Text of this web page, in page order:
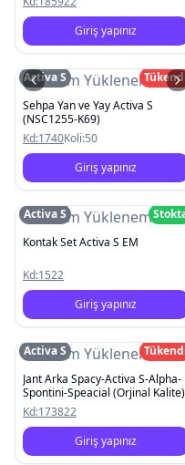
Giriş yapınız
Resim Yüklenemedi
Activa S
Sehpa Yan ve Yay Activa S
(NSC1255-K69)
Kd:1740Koli:50
Giriş yapınız
Resim Yüklenemedi
Activa S
Kontak Set Activa S EM
Kd:1522
Giriş yapınız
Resim Yüklenemedi
Activa S
Jant Arka Spacy-Activa S-Alpha-
Spontini-Speacial (Orjinal Kalite)
Kd:173822
Giriş yapınız